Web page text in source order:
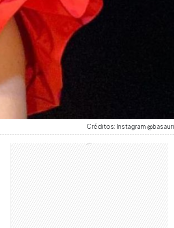
Créditos: Instagram @basauri